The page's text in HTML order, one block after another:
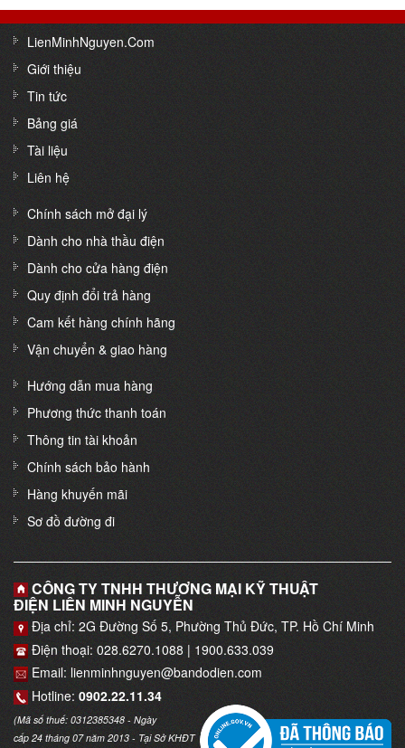
LienMinhNguyen.Com
Giới thiệu
Tin tức
Bảng giá
Tài liệu
Liên hệ
Chính sách mở đại lý
Dành cho nhà thầu điện
Dành cho cửa hàng điện
Quy định đổi trả hàng
Cam kết hàng chính hãng
Vận chuyển & giao hàng
Hướng dẫn mua hàng
Phương thức thanh toán
Thông tin tài khoản
Chính sách bảo hành
Hàng khuyến mãi
Sơ đồ đường đi
CÔNG TY TNHH THƯƠNG MẠI KỸ THUẬT
ĐIỆN LIÊN MINH NGUYỄN
Địa chỉ: 2G Đường Số 5, Phường Thủ Đức, TP. Hồ Chí Minh
Điện thoại: 028.6270.1088 | 1900.633.039
Email: lienminhnguyen@bandodien.com
Hotline: 0902.22.11.34
(Mã số thuế: 0312385348 - Ngày
cấp 24 tháng 07 năm 2013 - Tại Sở KHĐT